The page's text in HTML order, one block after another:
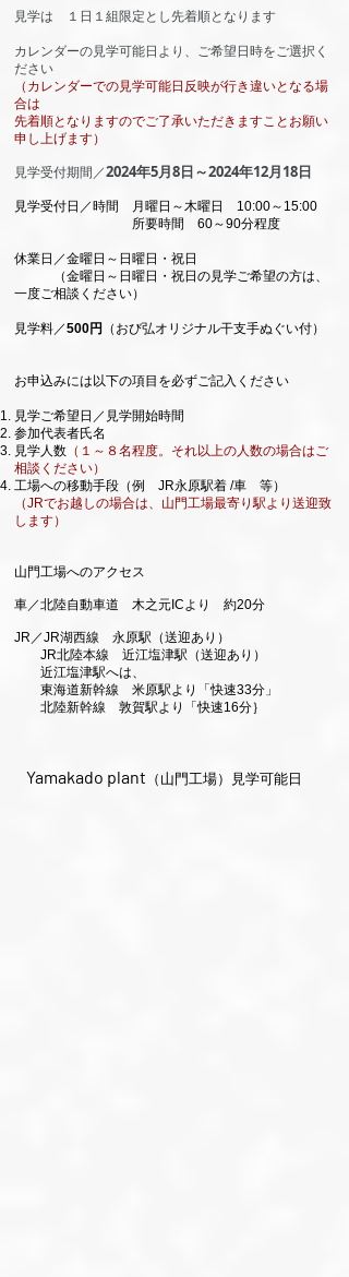
見学は １日１組限定とし先着順となります
カレンダーの見学可能日より、ご希望日時をご選択く
ださい
（カレンダーでの見学可能日反映が行き違いとなる場
合は
先着順となりますのでご了承いただきますことお願い
申し上げます）
​見学受付期間／2024年5月8日～2024年12月18日
見学受付日／時間 月曜日～木曜日 10:00～15:00
​ 所要時間 60～90分程度
休業日／金曜日～日曜日・祝日
（金曜日～日曜日・祝日の見学ご希望の方は、
一度ご相談ください）
​見学料／500円 （おび弘オリジナル干支手ぬぐい付）
お申込みには以下の項目を必ずご記入ください
​見学ご希望日／見学開始時間
参加代表者氏名
見学人数 （１～８名程度。それ以上の人数の場合はご
相談ください）
工場への移動手段（例 JR永原駅着 /車 等）
（JRでお越しの場合は、山門工場最寄り駅より送迎致
します）
山門工場へのアクセス
車／北陸自動車道 木之元ICより 約20分
JR／JR湖西線 永原駅（送迎あり）
JR北陸本線 近江塩津駅（送迎あり）
近江塩津駅へは、
東海道新幹線 米原駅より「快速33分」
北陸新幹線 敦賀駅より「快速16分｝
Yamakado plant （山門工場） 見学可能日